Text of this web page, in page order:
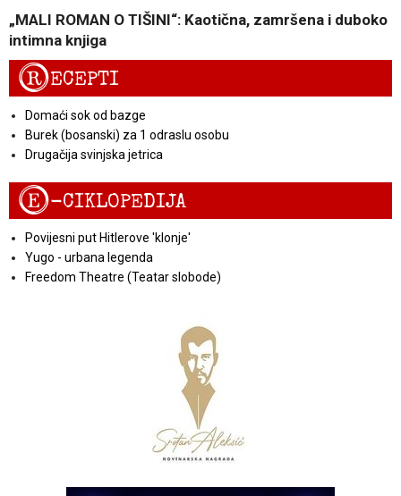
„MALI ROMAN O TIŠINI“: Kaotična, zamršena i duboko
intimna knjiga
RECEPTI
Domaći sok od bazge
Burek (bosanski) za 1 odraslu osobu
Drugačija svinjska jetrica
E-CIKLOPEDIJA
Povijesni put Hitlerove 'klonje'
Yugo - urbana legenda
Freedom Theatre (Teatar slobode)